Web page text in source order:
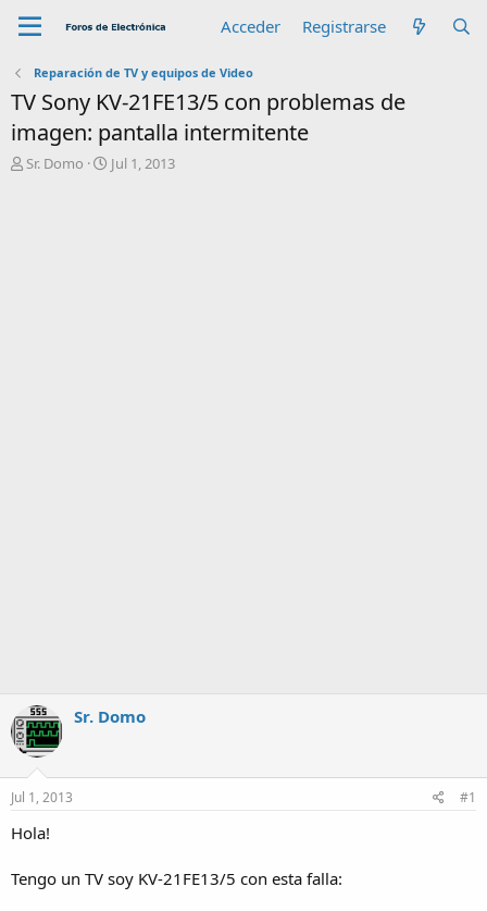
Acceder Registrarse
Reparación de TV y equipos de Video
TV Sony KV-21FE13/5 con problemas de
imagen: pantalla intermitente
A
Sr. Domo
F
Jul 1, 2013
Sr. Domo
Jul 1, 2013 #1
Hola!
Tengo un TV soy KV-21FE13/5 con esta falla: